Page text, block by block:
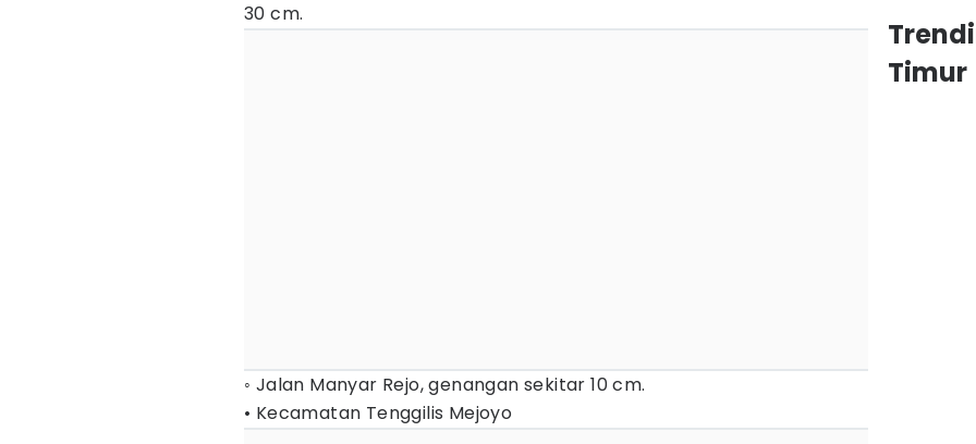
30 cm.
◦ Jalan Manyar Rejo, genangan sekitar 10 cm.
• Kecamatan Tenggilis Mejoyo
Timur